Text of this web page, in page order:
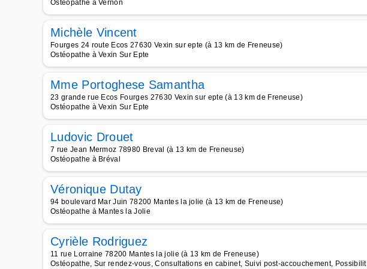
Ostéopathe à Vernon
Michèle Vincent
Fourges 24 route Ecos 27630 Vexin sur epte (à 13 km de Freneuse)
Ostéopathe à Vexin Sur Epte
Mme Portoghese Samantha
23 grande rue Ecos Fourges 27630 Vexin sur epte (à 13 km de Freneuse)
Ostéopathe à Vexin Sur Epte
Ludovic Drouet
7 rue Jean Mermoz 78980 Breval (à 13 km de Freneuse)
Ostéopathe à Bréval
Véronique Dutay
94 boulevard Mar Juin 78200 Mantes la jolie (à 13 km de Freneuse)
Ostéopathe à Mantes la Jolie
Cyrièle Rodriguez
11 rue Lorraine 78200 Mantes la jolie (à 13 km de Freneuse)
Ostéopathe, Sur rendez-vous, Consultations en cabinet, Suivi post-accouchement, Possibilit